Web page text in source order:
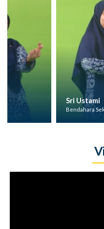
Sri Ustami
Bendahara Sekolah